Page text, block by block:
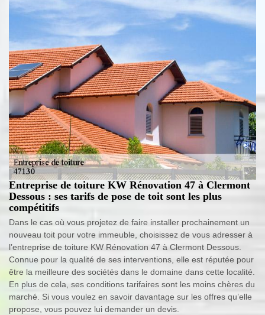
Entreprise de toiture KW Rénovation 47 à Clermont
Dessous : ses tarifs de pose de toit sont les plus
compétitifs
Dans le cas où vous projetez de faire installer prochainement un
nouveau toit pour votre immeuble, choisissez de vous adresser à
l’entreprise de toiture KW Rénovation 47 à Clermont Dessous.
Connue pour la qualité de ses interventions, elle est réputée pour
être la meilleure des sociétés dans le domaine dans cette localité.
En plus de cela, ses conditions tarifaires sont les moins chères du
marché. Si vous voulez en savoir davantage sur les offres qu’elle
propose, vous pouvez lui demander un devis.